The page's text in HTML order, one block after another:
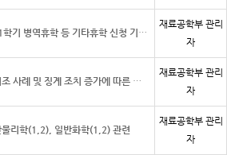
2026학년도 1학기 병역휴학 등 기타휴학 신청 기간 알림
재료공학부 관리
자
출석인정원 위조 사례 및 징계 조치 증가에 따른 학생 계도 강화
재료공학부 관리
자
물리학(1,2), 일반화학(1,2) 관련
재료공학부 관리
자